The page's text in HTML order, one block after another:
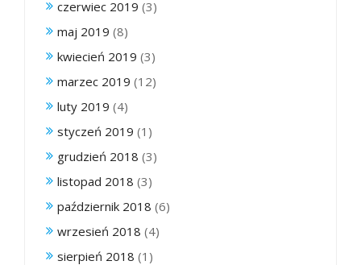
czerwiec 2019 (3)
maj 2019 (8)
kwiecień 2019 (3)
marzec 2019 (12)
luty 2019 (4)
styczeń 2019 (1)
grudzień 2018 (3)
listopad 2018 (3)
październik 2018 (6)
wrzesień 2018 (4)
sierpień 2018 (1)